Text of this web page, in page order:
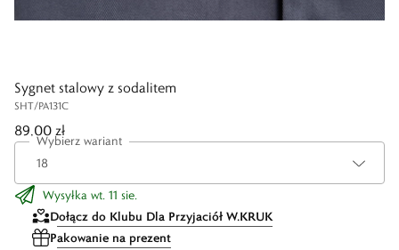
Sygnet stalowy z sodalitem
SHT/PA131C
89,00 zł
Wybierz wariant
Wysyłka wt. 11 sie.
Dołącz do Klubu Dla Przyjaciół W.KRUK
Pakowanie na prezent